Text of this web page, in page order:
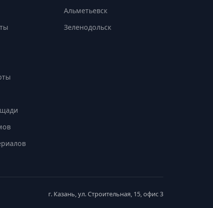
Альметьевск
Зеленодольск
г. Казань, ул. Строительная, 15, офис 3